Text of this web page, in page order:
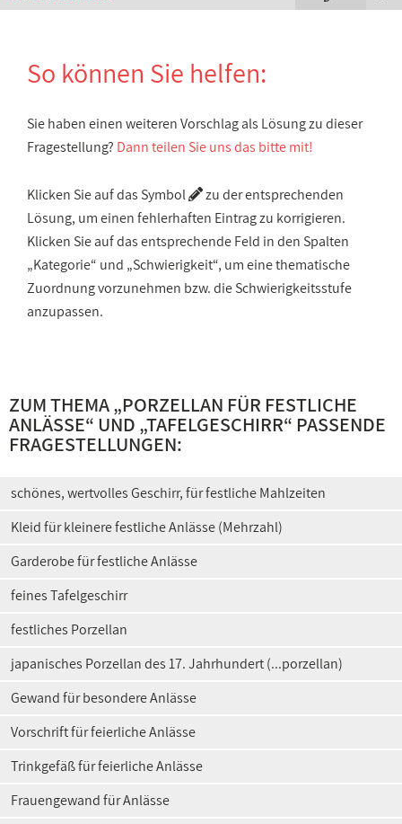
So können Sie helfen:
Sie haben einen weiteren Vorschlag als Lösung zu dieser
Fragestellung? Dann teilen Sie uns das bitte mit!
Klicken Sie auf das Symbol
zu der entsprechenden
Lösung, um einen fehlerhaften Eintrag zu korrigieren.
Klicken Sie auf das entsprechende Feld in den Spalten
„Kategorie“ und „Schwierigkeit“, um eine thematische
Zuordnung vorzunehmen bzw. die Schwierigkeitsstufe
anzupassen.
ZUM THEMA „PORZELLAN FÜR FESTLICHE
ANLÄSSE“ UND „TAFELGESCHIRR“ PASSENDE
FRAGESTELLUNGEN:
schönes, wertvolles Geschirr, für festliche Mahlzeiten
Kleid für kleinere festliche Anlässe (Mehrzahl)
Garderobe für festliche Anlässe
feines Tafelgeschirr
festliches Porzellan
japanisches Porzellan des 17. Jahrhundert (...porzellan)
Gewand für besondere Anlässe
Vorschrift für feierliche Anlässe
Trinkgefäß für feierliche Anlässe
Frauengewand für Anlässe